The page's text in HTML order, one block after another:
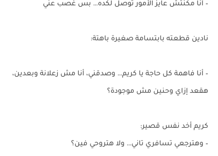
– أنا مكنتش عايز الأمور توصل لكده… بس غصب عني
نادين قطعته بابتسامة صغيرة باهتة:
– أنا فاهمة كل حاجة يا كريم… وصدقني، أنا مش زعلانة وبعدين،
هقعد إزاي وحنين مش موجودة؟
كريم أخد نفس قصير:
– وهترجعي تسافري تاني… ولا هتروحي فين؟